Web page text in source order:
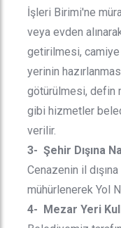
İşleri Birimi'ne
veya evden
getirilmesi, camiye
yerinin
götürülmesi, defin
gibi hizmetler
verilir.
3- Şehir Dışına
Cenazenin il
mühürlenerek Yol
4- Mezar Yeri